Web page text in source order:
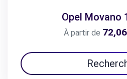
Opel Movano
À partir de